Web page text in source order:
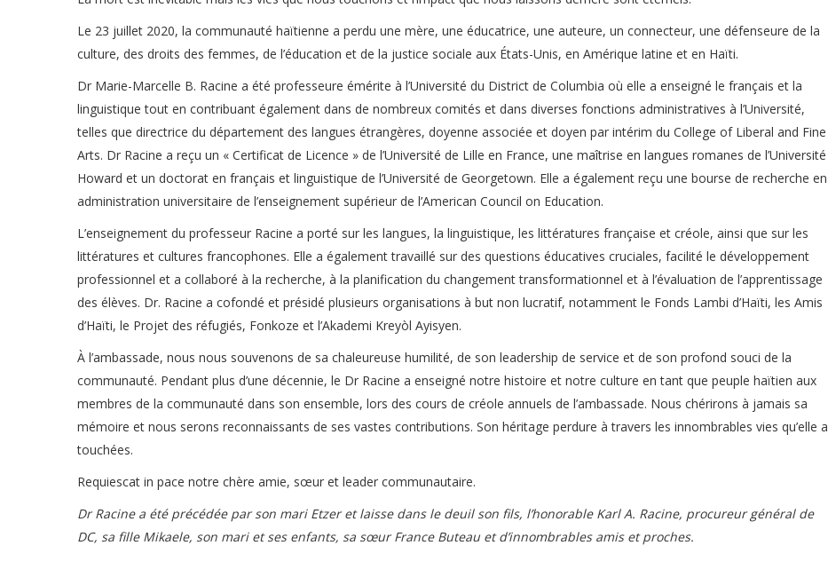
Le 23 juillet 2020, la communauté haïtienne a perdu une mère, une éducatrice, une auteure, un connecteur, une défenseure de la
culture, des droits des femmes, de l’éducation et de la justice sociale aux États-Unis, en Amérique latine et en Haïti.
Dr Marie-Marcelle B. Racine a été professeure émérite à l’Université du District de Columbia où elle a enseigné le français et la
linguistique tout en contribuant également dans de nombreux comités et dans diverses fonctions administratives à l’Université,
telles que directrice du département des langues étrangères, doyenne associée et doyen par intérim du College of Liberal and Fine
Arts. Dr Racine a reçu un « Certificat de Licence » de l’Université de Lille en France, une maîtrise en langues romanes de l’Université
Howard et un doctorat en français et linguistique de l’Université de Georgetown. Elle a également reçu une bourse de recherche en
administration universitaire de l’enseignement supérieur de l’American Council on Education.
L’enseignement du professeur Racine a porté sur les langues, la linguistique, les littératures française et créole, ainsi que sur les
littératures et cultures francophones. Elle a également travaillé sur des questions éducatives cruciales, facilité le développement
professionnel et a collaboré à la recherche, à la planification du changement transformationnel et à l’évaluation de l’apprentissage
des élèves. Dr. Racine a cofondé et présidé plusieurs organisations à but non lucratif, notamment le Fonds Lambi d’Haïti, les Amis
d’Haïti, le Projet des réfugiés, Fonkoze et l’Akademi Kreyòl Ayisyen.
À l’ambassade, nous nous souvenons de sa chaleureuse humilité, de son leadership de service et de son profond souci de la
communauté. Pendant plus d’une décennie, le Dr Racine a enseigné notre histoire et notre culture en tant que peuple haïtien aux
membres de la communauté dans son ensemble, lors des cours de créole annuels de l’ambassade. Nous chérirons à jamais sa
mémoire et nous serons reconnaissants de ses vastes contributions. Son héritage perdure à travers les innombrables vies qu’elle a
touchées.
Requiescat in pace notre chère amie, sœur et leader communautaire.
Dr Racine a été précédée par son mari Etzer et laisse dans le deuil son fils, l’honorable Karl A. Racine, procureur général de
DC, sa fille Mikaele, son mari et ses enfants, sa sœur France Buteau et d’innombrables amis et proches.